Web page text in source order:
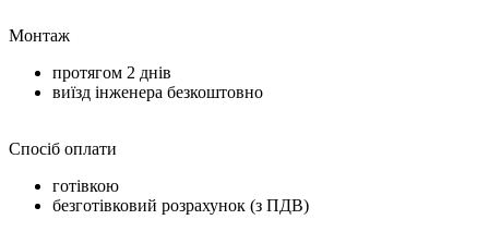
Монтаж
протягом 2 днів
виїзд інженера безкоштовно
Спосіб оплати
готівкою
безготівковий розрахунок (з ПДВ)